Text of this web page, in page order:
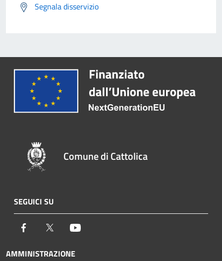
Segnala disservizio
Comune di Cattolica
SEGUICI SU
Facebook Twitter
AMMINISTRAZIONE